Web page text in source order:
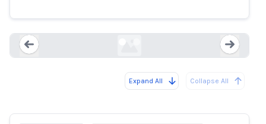
Expand All Collapse All